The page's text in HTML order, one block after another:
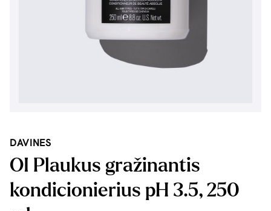
DAVINES
OI Plaukus gražinantis
kondicionierius pH 3.5, 250